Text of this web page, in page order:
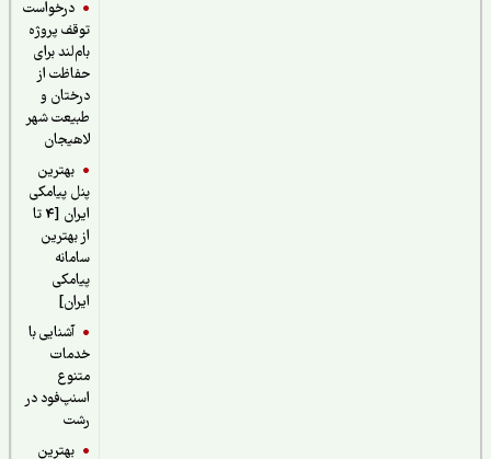
درخواست
توقف پروژه
بام‌لند برای
حفاظت از
درختان و
طبیعت شهر
لاهیجان
بهترین
پنل پیامکی
ایران [4 تا
از بهترین
سامانه
پیامکی
ایران]
آشنایی با
خدمات
متنوع
اسنپ‌فود در
رشت
بهترین